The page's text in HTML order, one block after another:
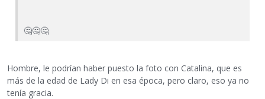
🤔🤔🤔
Hombre, le podrían haber puesto la foto con Catalina, que es
más de la edad de Lady Di en esa época, pero claro, eso ya no
tenía gracia.